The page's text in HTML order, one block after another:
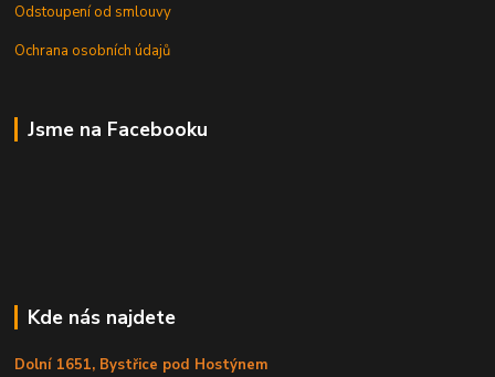
Odstoupení od smlouvy
Ochrana osobních údajů
Jsme na Facebooku
Kde nás najdete
Dolní 1651, Bystřice pod Hostýnem